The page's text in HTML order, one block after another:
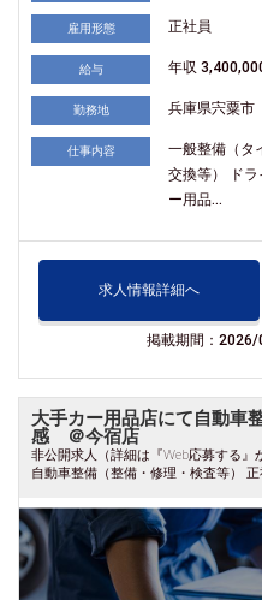
雇用形態 正社員
給与 年収
勤務地 兵庫県宍粟市
仕事内容
一般整備（タ
交換等） ド
ー用品...
求人情報詳細へ
掲載期間：
大手カー用品店にて自動車
感 ＠今宿店
非公開求人（詳細は『Web応募する
自動車整備（整備・修理・検査等） 正